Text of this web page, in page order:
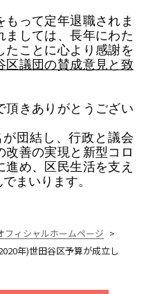
って定年退職されま
ましては、長年にわた
たことに心より感謝を
区議団の賛成意見と致
頂きありがとうござい
団結し、行政と議会
改善の実現と新型コロ
め、区民生活を支え
まいります。
フィシャルホームページ
年)世田谷区予算が成立し